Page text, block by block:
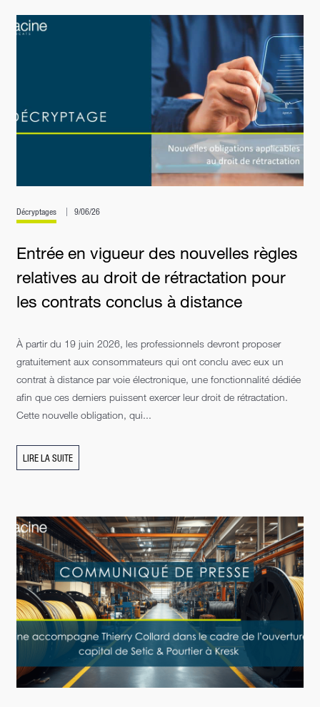
Décryptages 9/06/26
Entrée en vigueur des nouvelles règles
relatives au droit de rétractation pour
les contrats conclus à distance
À partir du 19 juin 2026, les professionnels devront proposer
gratuitement aux consommateurs qui ont conclu avec eux un
contrat à distance par voie électronique, une fonctionnalité dédiée
afin que ces derniers puissent exercer leur droit de rétractation.
Cette nouvelle obligation, qui...
LIRE LA SUITE